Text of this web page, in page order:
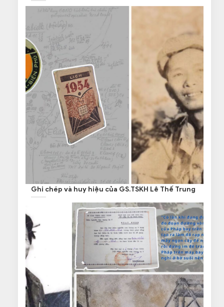
Ghi chép và huy hiệu của GS.TSKH Lê Thế Trung